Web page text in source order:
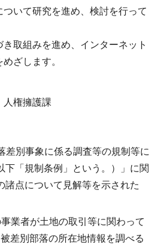
いて研究を進め、検討を行って
取組みを進め、インターネット
ざします。
権擁護課
差別事象に係る調査等の規制等に
下「規制条例」という。）」に関
諸点について見解等を示された
業者が土地の取引等に関わって
差別部落の所在地情報を調べる